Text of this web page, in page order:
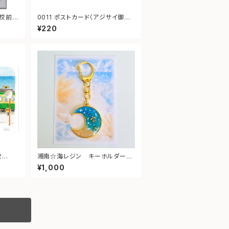
0011 ポストカード（アジサイ御霊
神社）
¥220
湘南☆海レジン キーホルダー
（月型）③
¥1,000